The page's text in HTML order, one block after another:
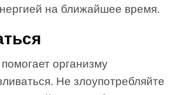
на ближайшее время.
организму
Не злоупотребляйте